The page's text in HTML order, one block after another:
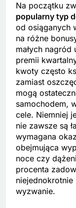
Na początku
popularny typ
od osiąganych
na różne
małych
premii
kwoty często
zamiast
mogą
samochodem,
cele. Niemniej
nie zawsze są
wymagana
obejmująca
noce czy
procenta
niejednokrotnie
wyzwanie.